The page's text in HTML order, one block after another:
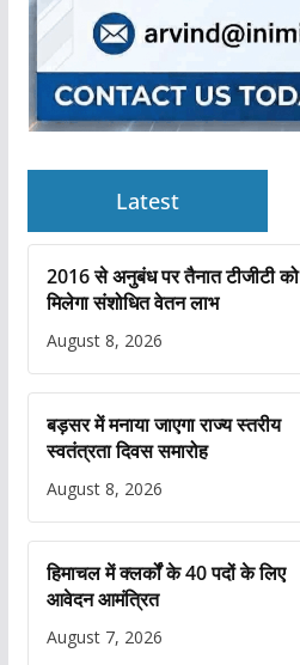
Latest
2016 से अनुबंध पर तैनात टीजीटी को
मिलेगा संशोधित वेतन लाभ
August 8, 2026
बड़सर में मनाया जाएगा राज्य स्तरीय
स्वतंत्रता दिवस समारोह
August 8, 2026
हिमाचल में क्लर्कों के 40 पदों के लिए
आवेदन आमंत्रित
August 7, 2026